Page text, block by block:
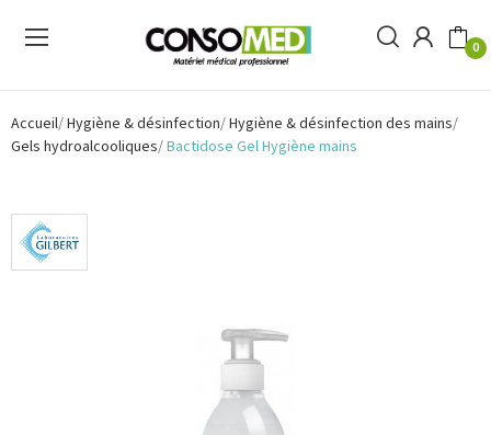
0
Accueil Hygiène & désinfection Hygiène & désinfection des mains
Gels hydroalcooliques Bactidose Gel Hygiène mains